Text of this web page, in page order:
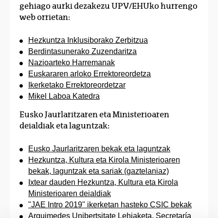
gehiago aurki dezakezu UPV/EHUko hurrengo
web orrietan:
Hezkuntza Inklusiborako Zerbitzua
Berdintasunerako Zuzendaritza
Nazioarteko Harremanak
Euskararen arloko Errektoreordetza
Ikerketako Errektoreordetzar
Mikel Laboa Katedra
Eusko Jaurlaritzaren eta Ministerioaren
deialdiak eta laguntzak:
Eusko Jaurlaritzaren bekak eta laguntzak
Hezkuntza, Kultura eta Kirola Ministerioaren
bekak, laguntzak eta sariak (gaztelaniaz)
Ixtear dauden Hezkuntza, Kultura eta Kirola
Ministerioaren deialdiak
"JAE Intro 2019" ikerketan hasteko CSIC bekak
Arquimedes Unibertsitate Lehiaketa. Secretaría